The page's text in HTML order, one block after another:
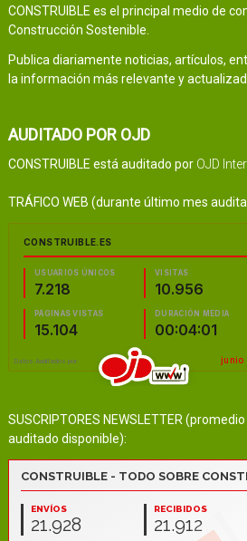
CONSTRUIBLE es el principal medio de
Construcción Sostenible.
Publica diariamente noticias, artículos,
la información más relevante y
AUDITADO POR OJD
CONSTRUIBLE está auditado por OJD
TRÁFICO WEB (durante último mes
SUSCRIPTORES NEWSLETTER
auditado disponible):